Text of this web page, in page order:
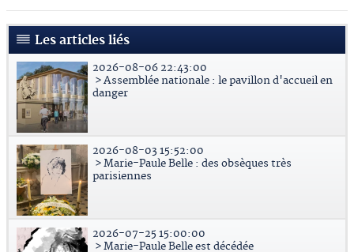
Les articles liés
2026-08-06 22:43:00
> Assemblée nationale : le pavillon d'accueil en
danger
2026-08-03 15:52:00
> Marie-Paule Belle : des obsèques très
parisiennes
2026-07-25 15:00:00
> Marie-Paule Belle est décédée